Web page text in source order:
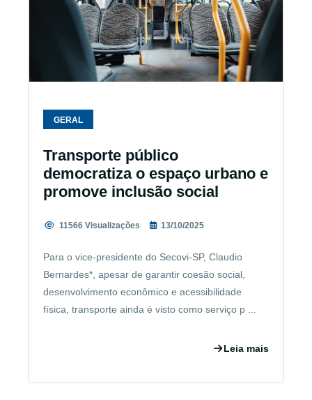
GERAL
Transporte público
democratiza o espaço urbano e
promove inclusão social
11566 Visualizações 13/10/2025
Para o vice-presidente do Secovi-SP, Claudio
Bernardes*, apesar de garantir coesão social,
desenvolvimento econômico e acessibilidade
física, transporte ainda é visto como serviço p ...
Leia mais